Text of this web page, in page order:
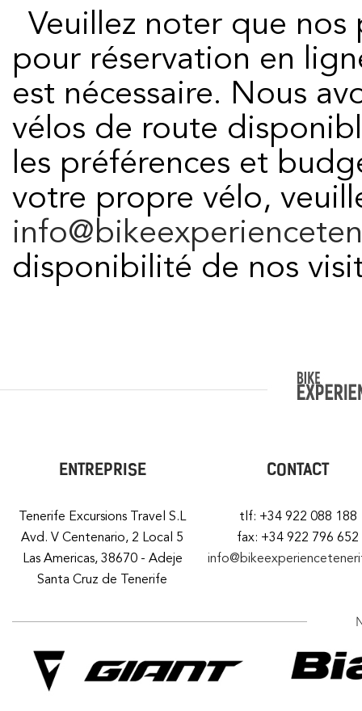
Veuillez noter que nos parcours sont disponibles
pour réservation en
est nécessaire. Nous
vélos de route
les préférences et
votre propre vélo,
disponibilité de nos
ENTREPRISE
Tenerife Excursions Travel S.L
Avd. V Centenario, 2 Local 5
Las Americas, 38670 - Adeje
Santa Cruz de Tenerife
CONTACT
tlf: +34 922 088 188
fax: +34 922 796 652